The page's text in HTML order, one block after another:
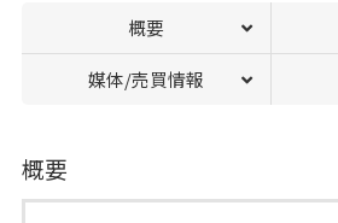
概要
媒体/売買情報
概要